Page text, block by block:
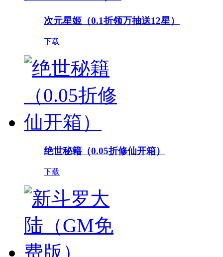
次元星姬（0.1折领万抽送12星）
下载
绝世秘籍（0.05折修仙开箱）
下载